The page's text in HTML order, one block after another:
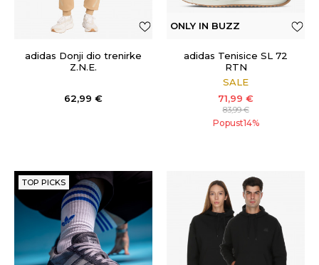
adidas Donji dio trenirke
Z.N.E.
62,99 €
ONLY IN BUZZ
adidas Tenisice SL 72
RTN
SALE
71,99 €
83,99€
Popust14%
TOP PICKS